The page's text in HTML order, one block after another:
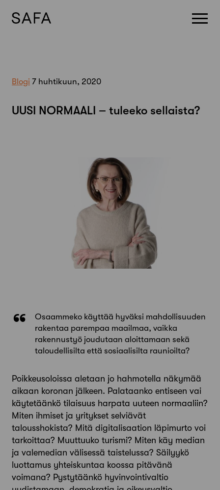
Blogi 7 huhtikuun, 2020
UUSI NORMAALI – tuleeko sellaista?
Osaammeko käyttää hyväksi mahdollisuuden
rakentaa parempaa maailmaa, vaikka
rakennustyö joudutaan aloittamaan sekä
taloudellisilta että sosiaalisilta raunioilta?
Poikkeusoloissa aletaan jo hahmotella näkymää
aikaan koronan jälkeen. Palataanko entiseen vai
käytetäänkö tilaisuus harpata uuteen normaaliin?
Miten ihmiset ja yritykset selviävät
talousshokista? Mitä digitalisaation läpimurto voi
tarkoittaa? Muuttuuko turismi? Miten käy median
ja valemedian välisessä taistelussa? Säilyykö
luottamus yhteiskuntaa koossa pitävänä
voimana? Pystytäänkö hyvinvointivaltio